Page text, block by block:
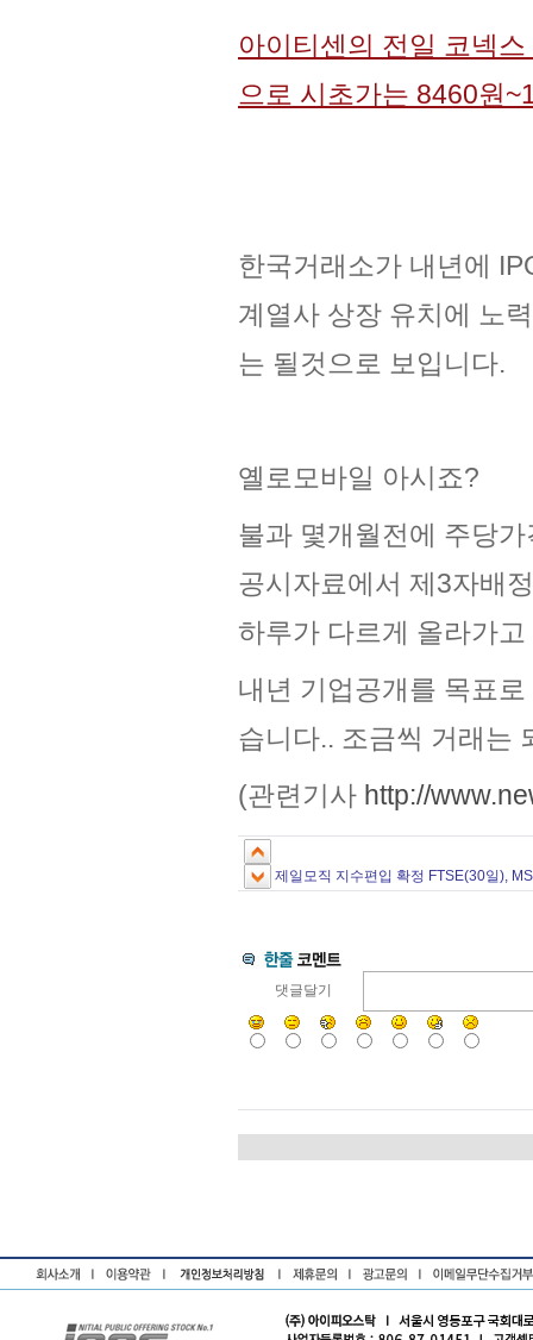
아이티센의 전일 코넥
으로 시초가는 8460원
한국거래소가 내년에
계열사 상장 유치에 노
는 될것으로 보입니다.
옐로모바일 아시죠?
불과 몇개월전에 주당
공시자료에서 제3자배
하루가 다르게 올라가
내년 기업공개를 목표
습니다.. 조금씩 거래는
(관련기사 http://
제일모직 지수편입 확정 FTSE(30일),
댓글달기